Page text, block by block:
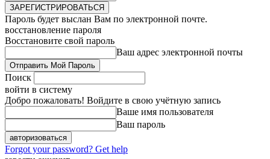
Пароль будет выслан Вам по электронной почте.
восстановление пароля
Восстановите свой пароль
Ваш адрес электронной почты
Поиск
войти в систему
Добро пожаловать! Войдите в свою учётную запись
Ваше имя пользователя
Ваш пароль
Forgot your password? Get help